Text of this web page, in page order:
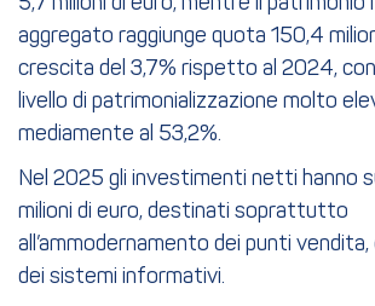
aggregato raggiunge quota 150,4
crescita del 3,7% rispetto al 2024,
livello di patrimonializzazione molto
mediamente al 53,2%.
Nel 2025 gli investimenti netti hanno
milioni di euro, destinati soprattutto
all’ammodernamento dei punti vendita,
dei sistemi informativi.